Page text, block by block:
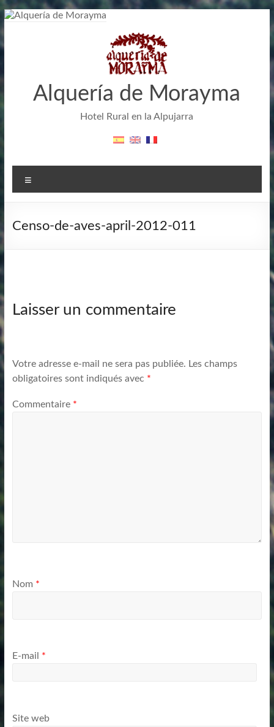
Aller
Alquería de Morayma
Hotel Rural en la Alpujarra
Censo-de-aves-april-2012-011
Laisser un commentaire
Votre adresse e-mail ne sera pas publiée. Les champs
obligatoires sont indiqués avec *
Commentaire *
Nom *
E-mail *
Site web